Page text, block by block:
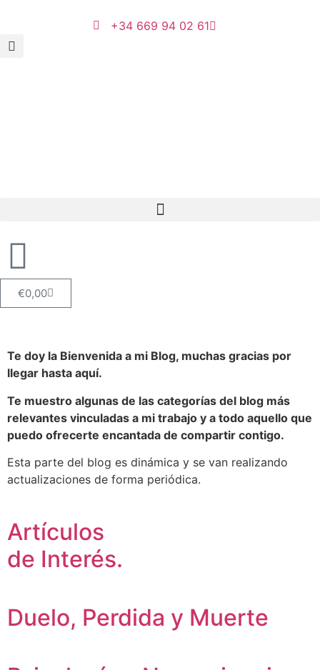
+34 669 94 02 61
€0,00
Blog Carmen Boó
Terapia Emocional, Cursos de Desarrollo Personal,
Neurociencia, Aceites Esenciales, Psicología y Educación
Te doy la Bienvenida a mi Blog, muchas gracias por
llegar hasta aquí.
Te muestro algunas de las categorías del blog más
relevantes vinculadas a mi trabajo y a todo aquello que
puedo ofrecerte encantada de compartir contigo.
Esta parte del blog es dinámica y se van realizando
actualizaciones de forma periódica.
Artículos
de Interés.
Duelo, Perdida y Muerte